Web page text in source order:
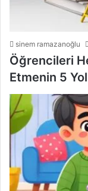
sinem ramazanoğlu
Öğrencileri
Etmenin 5